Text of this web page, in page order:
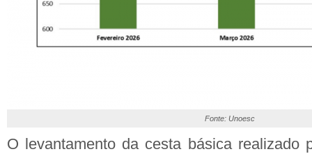
Fonte: Unoesc
O levantamento da cesta básica realizado